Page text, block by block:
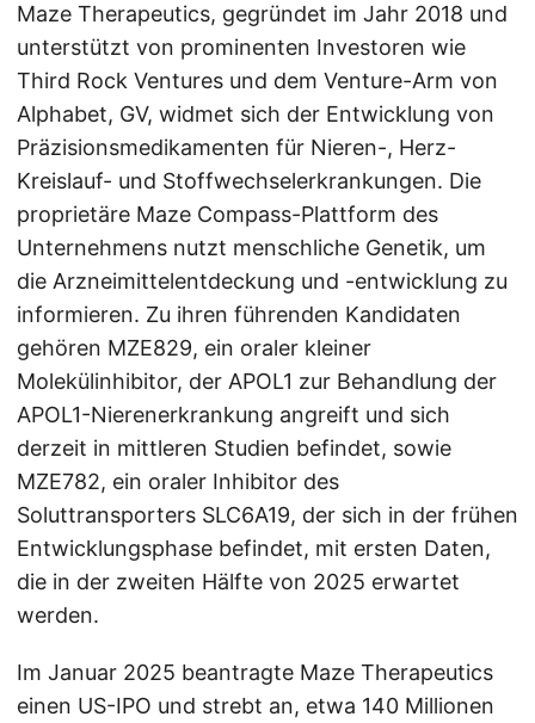
Maze Therapeutics, gegründet im Jahr 2018 und
unterstützt von prominenten Investoren wie
Third Rock Ventures und dem Venture-Arm von
Alphabet, GV, widmet sich der Entwicklung von
Präzisionsmedikamenten für Nieren-, Herz-
Kreislauf- und Stoffwechselerkrankungen. Die
proprietäre Maze Compass-Plattform des
Unternehmens nutzt menschliche Genetik, um
die Arzneimittelentdeckung und -entwicklung zu
informieren. Zu ihren führenden Kandidaten
gehören MZE829, ein oraler kleiner
Molekülinhibitor, der APOL1 zur Behandlung der
APOL1-Nierenerkrankung angreift und sich
derzeit in mittleren Studien befindet, sowie
MZE782, ein oraler Inhibitor des
Soluttransporters SLC6A19, der sich in der frühen
Entwicklungsphase befindet, mit ersten Daten,
die in der zweiten Hälfte von 2025 erwartet
werden.
Im Januar 2025 beantragte Maze Therapeutics
einen US-IPO und strebt an, etwa 140 Millionen